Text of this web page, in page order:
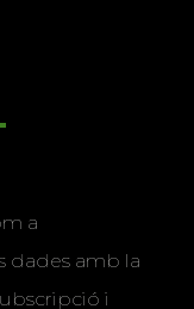
a
dades amb la
i